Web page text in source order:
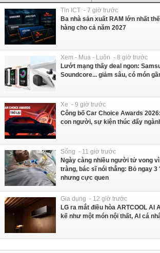
Tin ICT - 7 giờ trước
Ba nhà sản xuất RAM lớn nhất
hàng cho cả năm 2027
Xem - Mua - Luôn - 8 giờ trước
Lướt mạng thấy deal ngon:
Soundcore... giảm sâu, có món
Xe - 9 giờ trước
Công bố Car Choice Awards
con người, sự kiện thúc đẩy
Sống - 11 giờ trước
Ngày càng nhiều người tử vong
tràng, bác sĩ nói thẳng: Bỏ ngay
nhưng cực quen
Gia dụng - 12 giờ trước
LG ra mắt điều hòa ARTCOOL AI
kế như một món nội thất, AI cá